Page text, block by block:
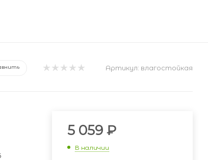
Артикул: влагостойкая
5 059 ₽
В наличии